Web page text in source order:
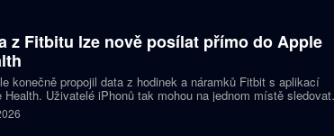
z Fitbitu lze nově posílat přímo do Apple
konečně propojil data z hodinek a náramků Fitbit s aplikací
Health. Uživatelé iPhonů tak mohou na jednom místě sledovat
cvičení, spánek i zdravotní údaje. Novinka odstraňuje omezení,
bylo dosud nutné využívat pomocné aplikace nebo jiné